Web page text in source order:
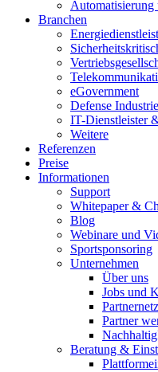
Branchen
eGovernment
Defense Industrie
IT-Dienstleister
Weitere
Referenzen
Preise
Informationen
Support
Whitepaper &
Blog
Webinare und
Sportsponsoring
Unternehmen
Über uns
Jobs und
Partner
Beratung &